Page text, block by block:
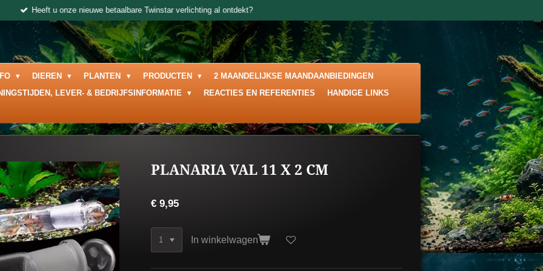
Heeft u onze nieuwe betaalbare Twinstar verlichting al ontdekt?
DIEREN PLANTEN PRODUCTEN
2 MAANDELIJKSE MAANDAANBIEDINGEN
LEVER- & BEDRIJFSINFORMATIE REACTIES EN REFERENTIES HANDIGE LINKS
PLANARIA VAL 11 X 2 CM
€ 9,95
In winkelwagen